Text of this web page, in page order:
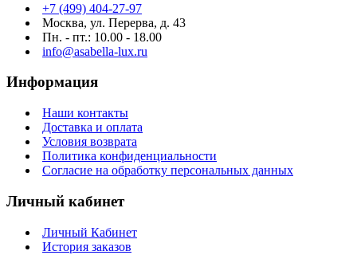
+7 (499) 404-27-97
Москва, ул. Перерва, д. 43
Пн. - пт.: 10.00 - 18.00
info@asabella-lux.ru
Информация
Наши контакты
Доставка и оплата
Условия возврата
Политика конфиденциальности
Согласие на обработку персональных данных
Личный кабинет
Личный Кабинет
История заказов